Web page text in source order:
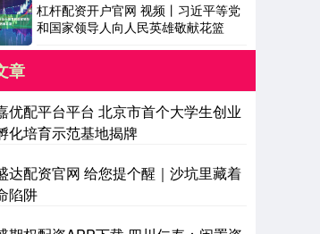
杠杆配资开户官网 视频丨习近平等党
和国家领导人向人民英雄敬献花篮
章
优配平台平台 北京市首个大学生创业
化培育示范基地揭牌
达配资官网 给您提个醒｜沙坑里藏着
陷阱